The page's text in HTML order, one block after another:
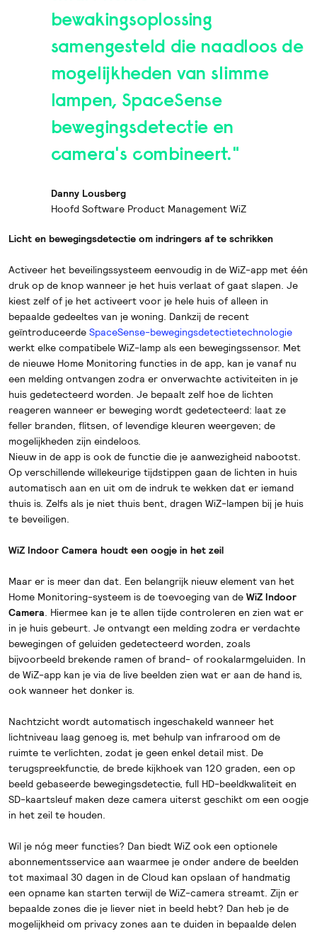
bewakingsoplossing
samengesteld die naadloos de
mogelijkheden van slimme
lampen, SpaceSense
bewegingsdetectie en
camera's combineert."
Danny Lousberg
Hoofd Software Product Management WiZ
Licht en bewegingsdetectie om indringers af te schrikken
Activeer het beveilingssysteem eenvoudig in de WiZ-app met één
druk op de knop wanneer je het huis verlaat of gaat slapen. Je
kiest zelf of je het activeert voor je hele huis of alleen in
bepaalde gedeeltes van je woning. Dankzij de recent
geïntroduceerde SpaceSense-bewegingsdetectietechnologie
werkt elke compatibele WiZ-lamp als een bewegingssensor. Met
de nieuwe Home Monitoring functies in de app, kan je vanaf nu
een melding ontvangen zodra er onverwachte activiteiten in je
huis gedetecteerd worden. Je bepaalt zelf hoe de lichten
reageren wanneer er beweging wordt gedetecteerd: laat ze
feller branden, flitsen, of levendige kleuren weergeven; de
mogelijkheden zijn eindeloos.
Nieuw in de app is ook de functie die je aanwezigheid nabootst.
Op verschillende willekeurige tijdstippen gaan de lichten in huis
automatisch aan en uit om de indruk te wekken dat er iemand
thuis is. Zelfs als je niet thuis bent, dragen WiZ-lampen bij je huis
te beveiligen.
WiZ Indoor Camera houdt een oogje in het zeil
Maar er is meer dan dat. Een belangrijk nieuw element van het
Home Monitoring-systeem is de toevoeging van de WiZ Indoor
Camera. Hiermee kan je te allen tijde controleren en zien wat er
in je huis gebeurt. Je ontvangt een melding zodra er verdachte
bewegingen of geluiden gedetecteerd worden, zoals
bijvoorbeeld brekende ramen of brand- of rookalarmgeluiden. In
de WiZ-app kan je via de live beelden zien wat er aan de hand is,
ook wanneer het donker is.
Nachtzicht wordt automatisch ingeschakeld wanneer het
lichtniveau laag genoeg is, met behulp van infrarood om de
ruimte te verlichten, zodat je geen enkel detail mist. De
terugspreekfunctie, de brede kijkhoek van 120 graden, een op
beeld gebaseerde bewegingsdetectie, full HD-beeldkwaliteit en
SD-kaartsleuf maken deze camera uiterst geschikt om een oogje
in het zeil te houden.
Wil je nóg meer functies? Dan biedt WiZ ook een optionele
abonnementsservice aan waarmee je onder andere de beelden
tot maximaal 30 dagen in de Cloud kan opslaan of handmatig
een opname kan starten terwijl de WiZ-camera streamt. Zijn er
bepaalde zones die je liever niet in beeld hebt? Dan heb je de
mogelijkheid om privacy zones aan te duiden in bepaalde delen